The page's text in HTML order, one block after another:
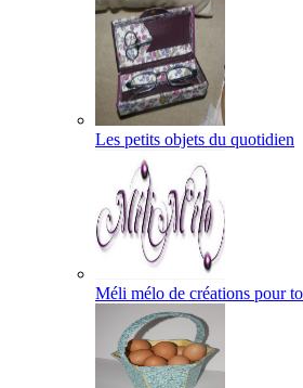
Les petits objets du quotidien
Méli mélo de créations pour